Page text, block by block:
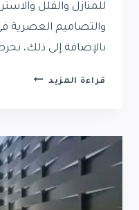
للمنازل والفلل
والتصاميم العصرية
بالإضافة إلى ذلك،
قراءة المزيد سواتر
|
تركيب
سواتر
حديد